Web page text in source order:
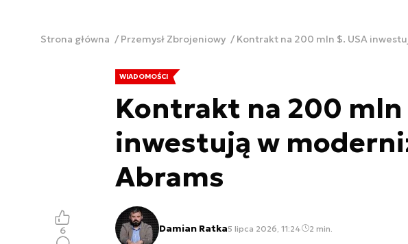
Strona główna Przemysł Zbrojeniowy Kontrakt na 200 mln $. USA
WIADOMOŚCI
Kontrakt na 200 mln
inwestują w
Abrams
Damian Ratka5 lipca 2026, 11:24 2 min.
6